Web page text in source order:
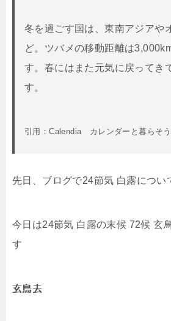
冬を過ごす国は、東南アジアや
ど。ツバメの移動距離は
す。春にはまた元気に戻ってき
す。
引用：Calendia カレンダーと暮らそう
先日、ブログで24節気 白露につい
今日は24節気 白露の末候 72候 玄
す
玄鳥去